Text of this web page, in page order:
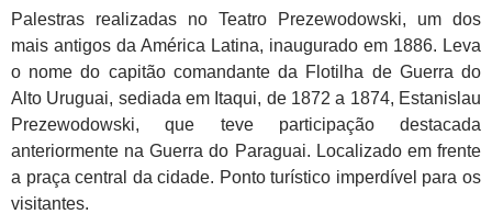
Palestras realizadas no Teatro Prezewodowski, um dos
mais antigos da América Latina, inaugurado em 1886. Leva
o nome do capitão comandante da Flotilha de Guerra do
Alto Uruguai, sediada em Itaqui, de 1872 a 1874, Estanislau
Prezewodowski, que teve participação destacada
anteriormente na Guerra do Paraguai. Localizado em frente
a praça central da cidade. Ponto turístico imperdível para os
visitantes.